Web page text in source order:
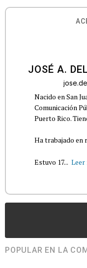
JOSÉ A.
Nacido en San
Comunicación
Puerto Rico.
Ha trabajado en
Estuvo 17... Leer
POPULAR EN LA